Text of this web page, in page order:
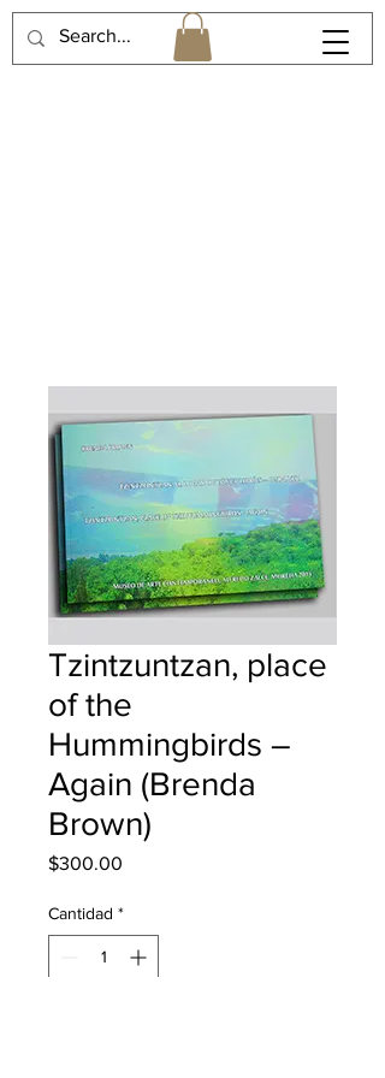
Tzintzuntzan, place
of the
Hummingbirds –
Again (Brenda
Brown)
$300.00
Cantidad *